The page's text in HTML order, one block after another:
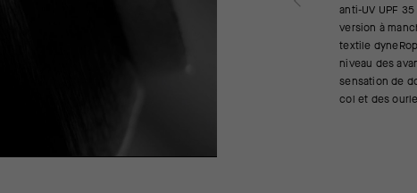
anti-UV UPF
version à
textile
niveau des
sensation de
col et des